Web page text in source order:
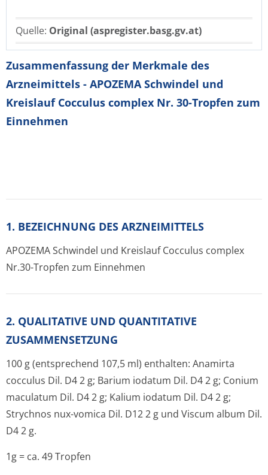
Quelle: Original (aspregister.basg.gv.at)
Zusammenfassung der Merkmale des
Arzneimittels - APOZEMA Schwindel und
Kreislauf Cocculus complex Nr. 30-Tropfen zum
Einnehmen
1. BEZEICHNUNG DES ARZNEIMITTELS
APOZEMA Schwindel und Kreislauf Cocculus complex
Nr.30-Tropfen zum Einnehmen
2. QUALITATIVE UND QUANTITATIVE
ZUSAMMENSETZUNG
100 g (entsprechend 107,5 ml) enthalten: Anamirta
cocculus Dil. D4 2 g; Barium iodatum Dil. D4 2 g; Conium
maculatum Dil. D4 2 g; Kalium iodatum Dil. D4 2 g;
Strychnos nux-vomica Dil. D12 2 g und Viscum album Dil.
D4 2 g.
1g = ca. 49 Tropfen